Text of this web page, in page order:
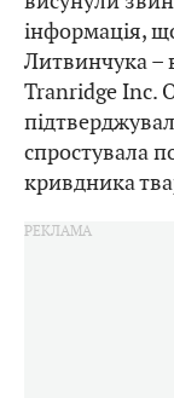
інформація,
Литвинчука –
Tranridge Inc.
спростувала
кривдника